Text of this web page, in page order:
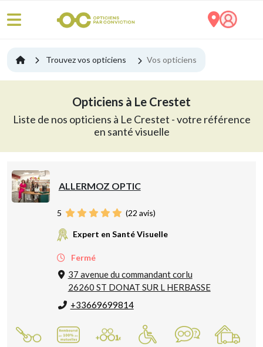
Trouvez vos opticiens Vos opticiens
Opticiens à Le Crestet
Liste de nos opticiens à Le Crestet - votre référence
en santé visuelle
ALLERMOZ OPTIC
5 (22 avis)
Expert en Santé Visuelle
Fermé
37 avenue du commandant corlu
26260 ST DONAT SUR L HERBASSE
+33669699814